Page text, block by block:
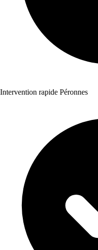
Intervention rapide Péronnes